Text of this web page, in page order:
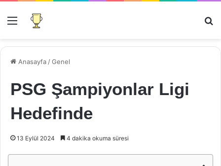
Menü
Anasayfa /Genel
PSG Şampiyonlar Ligi
Hedefinde
13 Eylül 2024 4 dakika okuma süresi